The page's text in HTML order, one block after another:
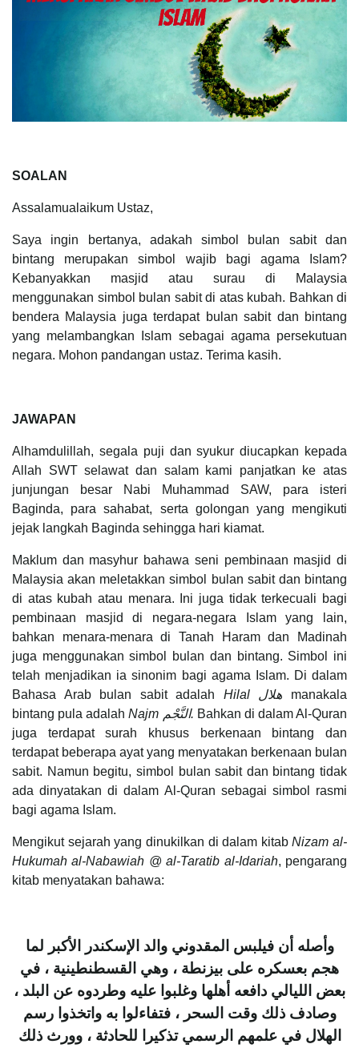
SOALAN
Assalamualaikum Ustaz,
Saya ingin bertanya, adakah simbol bulan sabit dan
bintang merupakan simbol wajib bagi agama Islam?
Kebanyakkan masjid atau surau di Malaysia
menggunakan simbol bulan sabit di atas kubah. Bahkan di
bendera Malaysia juga terdapat bulan sabit dan bintang
yang melambangkan Islam sebagai agama persekutuan
negara. Mohon pandangan ustaz. Terima kasih.
JAWAPAN
Alhamdulillah, segala puji dan syukur diucapkan kepada
Allah SWT selawat dan salam kami panjatkan ke atas
junjungan besar Nabi Muhammad SAW, para isteri
Baginda, para sahabat, serta golongan yang mengikuti
jejak langkah Baginda sehingga hari kiamat.
Maklum dan masyhur bahawa seni pembinaan masjid di
Malaysia akan meletakkan simbol bulan sabit dan bintang
di atas kubah atau menara. Ini juga tidak terkecuali bagi
pembinaan masjid di negara-negara Islam yang lain,
bahkan menara-menara di Tanah Haram dan Madinah
juga menggunakan simbol bulan dan bintang. Simbol ini
telah menjadikan ia sinonim bagi agama Islam. Di dalam
Bahasa Arab bulan sabit adalah Hilal هلال manakala
bintang pula adalahNajm النَّجْم. Bahkan di dalam Al-Quran
juga terdapat surah khusus berkenaan bintang dan
terdapat beberapa ayat yang menyatakan berkenaan bulan
sabit. Namun begitu, simbol bulan sabit dan bintang tidak
ada dinyatakan di dalam Al-Quran sebagai simbol rasmi
bagi agama Islam.
Mengikut sejarah yang dinukilkan di dalam kitabNizam al-
Hukumah al-Nabawiah @ al-Taratib al-Idariah, pengarang
kitab menyatakan bahawa:
وأصله أن فيلبس المقدوني والد الإسكندر الأكبر لما
هجم بعسكره على بيزنطة ، وهي القسطنطينية ، في
بعض الليالي دافعه أهلها وغلبوا عليه وطردوه عن البلد ،
وصادف ذلك وقت السحر ، فتفاءلوا به واتخذوا رسم
الهلال في علمهم الرسمي تذكيرا للحادثة ، وورث ذلك